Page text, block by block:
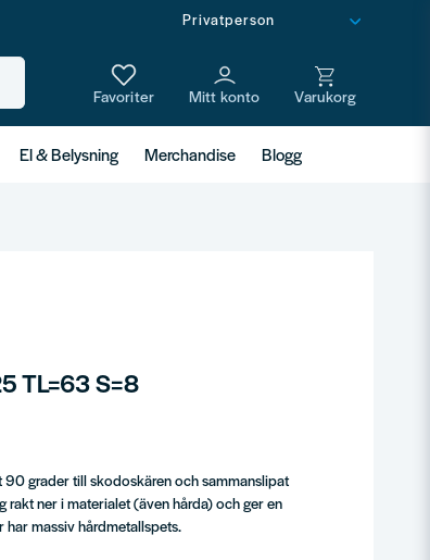
El & Belysning Merchandise Blogg
TL=63 S=8
grader till skodoskären och sammanslipat
ner i materialet (även hårda) och ger en
massiv hårdmetallspets.